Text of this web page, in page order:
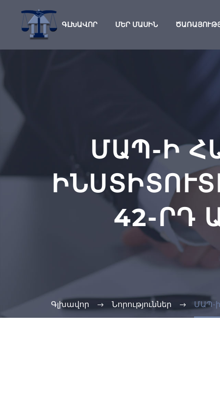
ԳԼԽԱՎՈՐ ՄԵՐ ՄԱՍԻՆ
ՄԱՊ-Ի
42-ՐԴ
Գլխավոր Նորություններ ՄԱՊ-